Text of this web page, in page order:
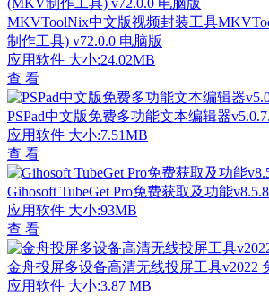
MKVToolNix中文版视频封装工具
制作工具) v72.0.0 电脑版
应用软件 大小:24.02MB
查 看
PSPad中文版免费多功能文本编辑器
应用软件 大小:7.51MB
查 看
Gihosoft TubeGet Pro免费获取及功能
应用软件 大小:93MB
查 看
金舟投屏多设备高清无线投屏工具v2022
应用软件 大小:3.87 MB